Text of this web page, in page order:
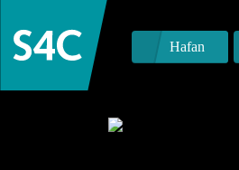
Hafan